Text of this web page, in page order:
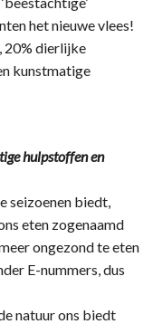
het nieuwe vlees!
20% dierlijke
kunstmatige
hulpstoffen en
seizoenen biedt,
eten zogenaamd
ongezond te eten
E-nummers, dus
natuur ons biedt